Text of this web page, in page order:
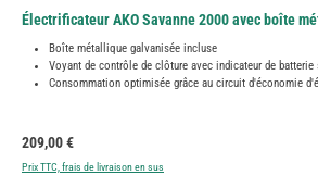
Électrificateur AKO Savanne 2000 avec boîte
Boîte métallique galvanisée incluse
Voyant de contrôle de clôture avec indicateur de batterie
Consommation optimisée grâce au circuit d'économie
Prix régulier :
209,00 €
Prix TTC, frais de livraison en sus